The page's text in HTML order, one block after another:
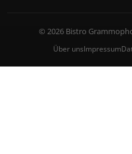
© 2026 Bistro
Über unsImpressum